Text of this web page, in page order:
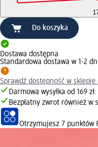
Do koszyka
Dostawa dostępna
Standardowa dostawa w 1-2
Sprawdź dostępność w sklepie
Darmowa wysyłka od 169 zł
Bezpłatny zwrot również w
Otrzymujesz 7 punktów